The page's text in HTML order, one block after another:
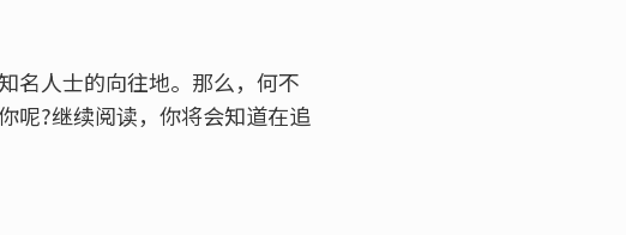
名人士的向往地。那么，何不
呢?继续阅读，你将会知道在追